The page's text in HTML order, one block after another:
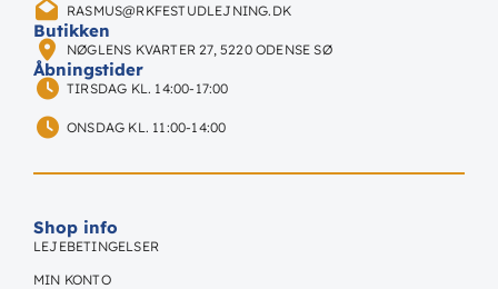
RASMUS@RKFESTUDLEJNING.DK
Butikken
NØGLENS KVARTER 27, 5220 ODENSE SØ
Åbningstider
TIRSDAG KL. 14:00-17:00
ONSDAG KL. 11:00-14:00
Shop info
LEJEBETINGELSER
MIN KONTO